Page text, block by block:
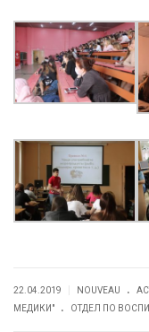
22.04.2019 NOUVEAU .
МЕДИКИ"
. ОТДЕЛ ПО